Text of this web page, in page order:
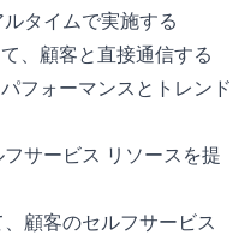
ルタイムで実施する
、顧客と直接通信する
フォーマンスとトレンド
フサービス リソースを提
、顧客のセルフサービス